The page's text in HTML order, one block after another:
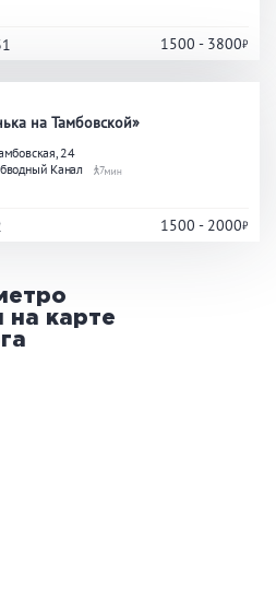
1500 - 3800
на Тамбовской»
24
Канал
7
1500 - 2000
карте